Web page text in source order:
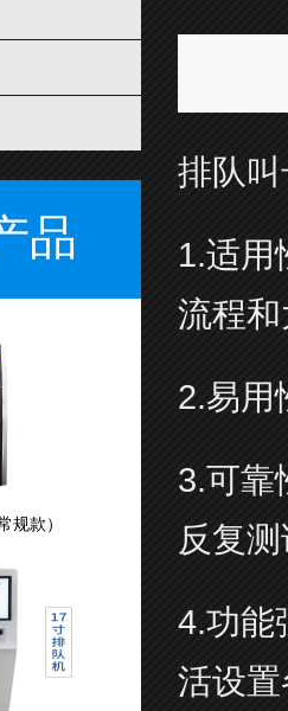
品
规款）
排队
1.适用
流程
2.易用
3.可靠
反复
4.功能
活设